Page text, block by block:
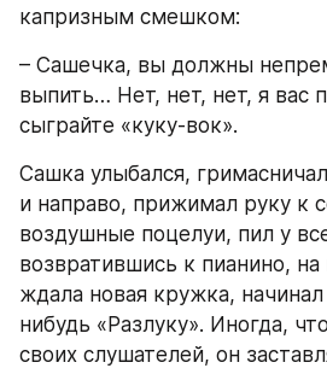
капризным смешком:
– Сашечка, вы должны
выпить… Нет, нет, нет, я вас
сыграйте «куку-вок».
Сашка улыбался,
и направо, прижимал руку к
воздушные поцелуи, пил у
возвратившись к пианино,
ждала новая кружка,
нибудь «Разлуку». Иногда,
своих слушателей, он